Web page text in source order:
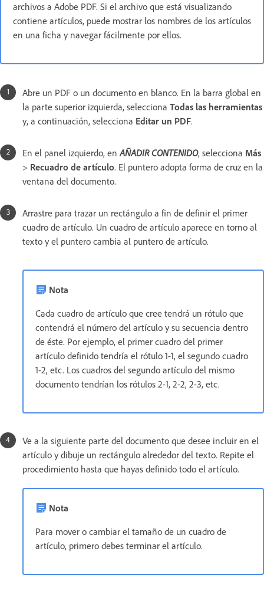
archivos a Adobe PDF. Si el archivo que está visualizando
contiene artículos, puede mostrar los nombres de los artículos
en una ficha y navegar fácilmente por ellos.
Abre un PDF o un documento en blanco. En la barra global en
la parte superior izquierda, selecciona Todas las herramientas
y, a continuación, selecciona Editar un PDF.
En el panel izquierdo, en AÑADIR CONTENIDO, selecciona Más
> Recuadro de artículo. El puntero adopta forma de cruz en la
ventana del documento.
Arrastre para trazar un rectángulo a fin de definir el primer
cuadro de artículo. Un cuadro de artículo aparece en torno al
texto y el puntero cambia al puntero de artículo.
Nota
Cada cuadro de artículo que cree tendrá un rótulo que
contendrá el número del artículo y su secuencia dentro
de éste. Por ejemplo, el primer cuadro del primer
artículo definido tendría el rótulo 1-1, el segundo cuadro
1-2, etc. Los cuadros del segundo artículo del mismo
documento tendrían los rótulos 2-1, 2-2, 2-3, etc.
Ve a la siguiente parte del documento que desee incluir en el
artículo y dibuje un rectángulo alrededor del texto. Repite el
procedimiento hasta que hayas definido todo el artículo.
Nota
Para mover o cambiar el tamaño de un cuadro de
artículo, primero debes terminar el artículo.